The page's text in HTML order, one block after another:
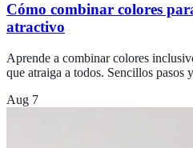
Cómo combinar colores
atractivo
Aprende a combinar colores
que atraiga a todos. Sencillos pasos
Aug 7